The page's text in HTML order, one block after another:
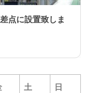
点に設置致しま
土 日